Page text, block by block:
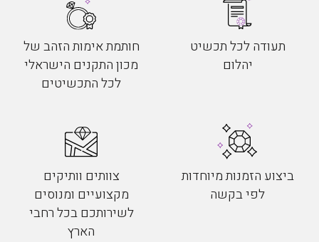
תעודה לכל תכשיט
יהלום
חותמת אימות הזהב של
מכון התקנים הישראלי
לכל התכשיטים
ביצוע הזמנות מיוחדות
לפי בקשה
צוותים וותיקים
מקצועיים ומנוסים
לשירותכם בכל רחבי
הארץ